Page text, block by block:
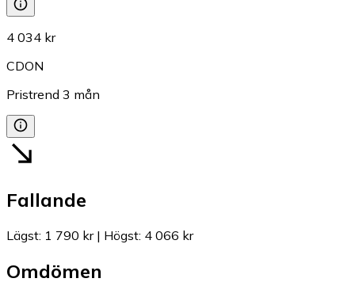
4 034 kr
CDON
Pristrend 3 mån
Fallande
Lägst: 1 790 kr| Högst: 4 066 kr
Omdömen